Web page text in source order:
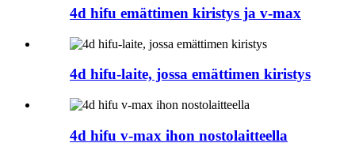
4d hifu emättimen kiristys ja v-max
4d hifu-laite, jossa emättimen kiristys
4d hifu v-max ihon nostolaitteella